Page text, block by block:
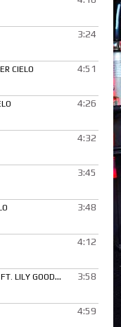
3:24
CIELO 4:51
4:26
4:32
3:45
3:48
4:12
LILY GOODMAN 3:58
4:59